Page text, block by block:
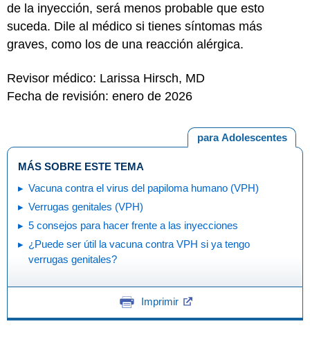
de la inyección, será menos probable que esto
suceda. Dile al médico si tienes síntomas más
graves, como los de una reacción alérgica.
Revisor médico: Larissa Hirsch, MD
Fecha de revisión: enero de 2026
para Adolescentes
MÁS SOBRE ESTE TEMA
Vacuna contra el virus del papiloma humano (VPH)
Verrugas genitales (VPH)
5 consejos para hacer frente a las inyecciones
¿Puede ser útil la vacuna contra VPH si ya tengo
verrugas genitales?
Imprimir